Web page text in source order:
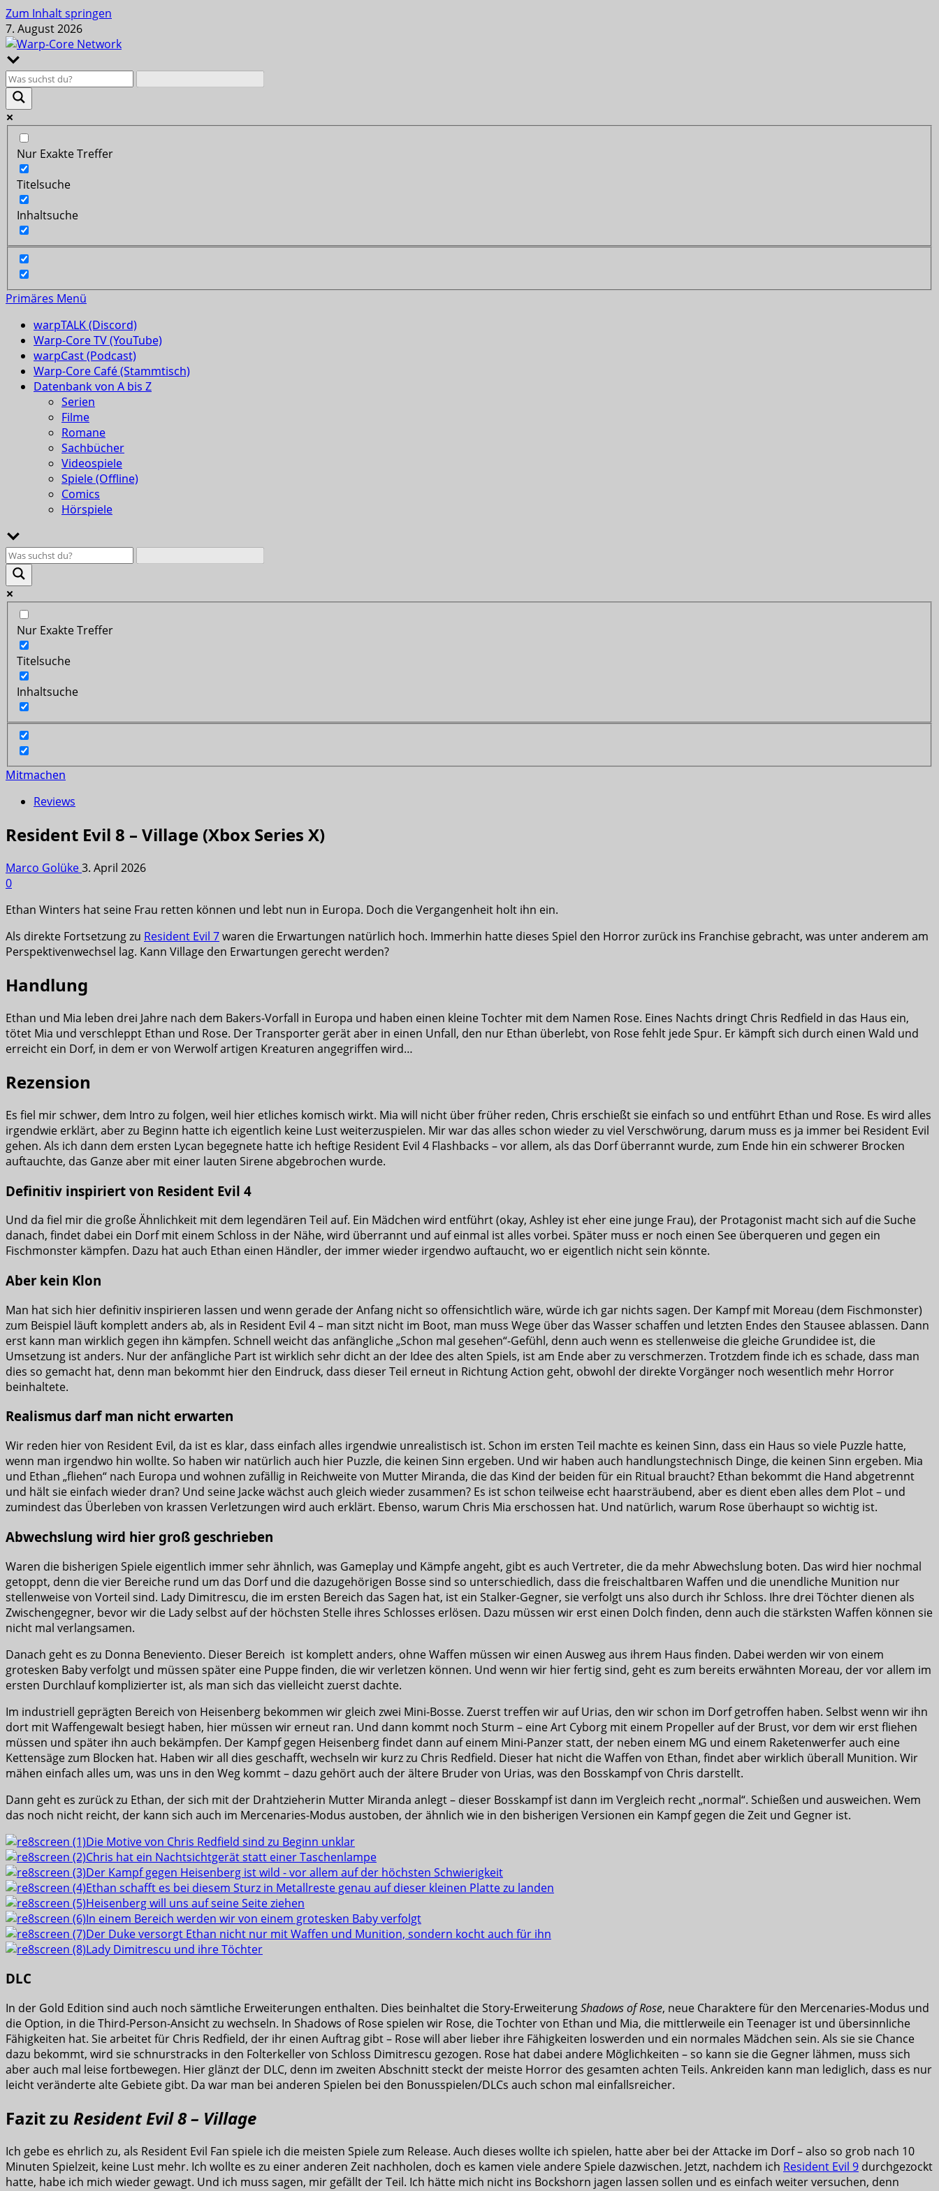
Zum Inhalt springen
7. August 2026
Nur Exakte Treffer
Titelsuche
Inhaltsuche
Primäres Menü
warpTALK (Discord)
Warp-Core TV (YouTube)
warpCast (Podcast)
Warp-Core Café (Stammtisch)
Datenbank von A bis Z
Serien
Filme
Romane
Sachbücher
Videospiele
Spiele (Offline)
Comics
Hörspiele
Nur Exakte Treffer
Titelsuche
Inhaltsuche
Mitmachen
Reviews
Resident Evil 8 – Village (Xbox Series X)
Marco Golüke3. April 2026
0
Ethan Winters hat seine Frau retten können und lebt nun in Europa. Doch die Vergangenheit holt ihn ein.
Als direkte Fortsetzung zu Resident Evil 7waren die Erwartungen natürlich hoch. Immerhin hatte dieses Spiel den Horror zurück ins Franchise gebracht, was unter anderem am
Perspektivenwechsel lag. Kann Village den Erwartungen gerecht werden?
Handlung
Ethan und Mia leben drei Jahre nach dem Bakers-Vorfall in Europa und haben einen kleine Tochter mit dem Namen Rose. Eines Nachts dringt Chris Redfield in das Haus ein,
tötet Mia und verschleppt Ethan und Rose. Der Transporter gerät aber in einen Unfall, den nur Ethan überlebt, von Rose fehlt jede Spur. Er kämpft sich durch einen Wald und
erreicht ein Dorf, in dem er von Werwolf artigen Kreaturen angegriffen wird…
Rezension
Es fiel mir schwer, dem Intro zu folgen, weil hier etliches komisch wirkt. Mia will nicht über früher reden, Chris erschießt sie einfach so und entführt Ethan und Rose. Es wird alles
irgendwie erklärt, aber zu Beginn hatte ich eigentlich keine Lust weiterzuspielen. Mir war das alles schon wieder zu viel Verschwörung, darum muss es ja immer bei Resident Evil
gehen. Als ich dann dem ersten Lycan begegnete hatte ich heftige Resident Evil 4 Flashbacks – vor allem, als das Dorf überrannt wurde, zum Ende hin ein schwerer Brocken
auftauchte, das Ganze aber mit einer lauten Sirene abgebrochen wurde.
Definitiv inspiriert von Resident Evil 4
Und da fiel mir die große Ähnlichkeit mit dem legendären Teil auf. Ein Mädchen wird entführt (okay, Ashley ist eher eine junge Frau), der Protagonist macht sich auf die Suche
danach, findet dabei ein Dorf mit einem Schloss in der Nähe, wird überrannt und auf einmal ist alles vorbei. Später muss er noch einen See überqueren und gegen ein
Fischmonster kämpfen. Dazu hat auch Ethan einen Händler, der immer wieder irgendwo auftaucht, wo er eigentlich nicht sein könnte.
Aber kein Klon
Man hat sich hier definitiv inspirieren lassen und wenn gerade der Anfang nicht so offensichtlich wäre, würde ich gar nichts sagen. Der Kampf mit Moreau (dem Fischmonster)
zum Beispiel läuft komplett anders ab, als in Resident Evil 4 – man sitzt nicht im Boot, man muss Wege über das Wasser schaffen und letzten Endes den Stausee ablassen. Dann
erst kann man wirklich gegen ihn kämpfen. Schnell weicht das anfängliche „Schon mal gesehen“-Gefühl, denn auch wenn es stellenweise die gleiche Grundidee ist, die
Umsetzung ist anders. Nur der anfängliche Part ist wirklich sehr dicht an der Idee des alten Spiels, ist am Ende aber zu verschmerzen. Trotzdem finde ich es schade, dass man
dies so gemacht hat, denn man bekommt hier den Eindruck, dass dieser Teil erneut in Richtung Action geht, obwohl der direkte Vorgänger noch wesentlich mehr Horror
beinhaltete.
Realismus darf man nicht erwarten
Wir reden hier von Resident Evil, da ist es klar, dass einfach alles irgendwie unrealistisch ist. Schon im ersten Teil machte es keinen Sinn, dass ein Haus so viele Puzzle hatte,
wenn man irgendwo hin wollte. So haben wir natürlich auch hier Puzzle, die keinen Sinn ergeben. Und wir haben auch handlungstechnisch Dinge, die keinen Sinn ergeben. Mia
und Ethan „fliehen“ nach Europa und wohnen zufällig in Reichweite von Mutter Miranda, die das Kind der beiden für ein Ritual braucht? Ethan bekommt die Hand abgetrennt
und hält sie einfach wieder dran? Und seine Jacke wächst auch gleich wieder zusammen? Es ist schon teilweise echt haarsträubend, aber es dient eben alles dem Plot – und
zumindest das Überleben von krassen Verletzungen wird auch erklärt. Ebenso, warum Chris Mia erschossen hat. Und natürlich, warum Rose überhaupt so wichtig ist.
Abwechslung wird hier groß geschrieben
Waren die bisherigen Spiele eigentlich immer sehr ähnlich, was Gameplay und Kämpfe angeht, gibt es auch Vertreter, die da mehr Abwechslung boten. Das wird hier nochmal
getoppt, denn die vier Bereiche rund um das Dorf und die dazugehörigen Bosse sind so unterschiedlich, dass die freischaltbaren Waffen und die unendliche Munition nur
stellenweise von Vorteil sind. Lady Dimitrescu, die im ersten Bereich das Sagen hat, ist ein Stalker-Gegner, sie verfolgt uns also durch ihr Schloss. Ihre drei Töchter dienen als
Zwischengegner, bevor wir die Lady selbst auf der höchsten Stelle ihres Schlosses erlösen. Dazu müssen wir erst einen Dolch finden, denn auch die stärksten Waffen können sie
nicht mal verlangsamen.
Danach geht es zu Donna Beneviento. Dieser Bereich ist komplett anders, ohne Waffen müssen wir einen Ausweg aus ihrem Haus finden. Dabei werden wir von einem
grotesken Baby verfolgt und müssen später eine Puppe finden, die wir verletzen können. Und wenn wir hier fertig sind, geht es zum bereits erwähnten Moreau, der vor allem im
ersten Durchlauf komplizierter ist, als man sich das vielleicht zuerst dachte.
Im industriell geprägten Bereich von Heisenberg bekommen wir gleich zwei Mini-Bosse. Zuerst treffen wir auf Urias, den wir schon im Dorf getroffen haben. Selbst wenn wir ihn
dort mit Waffengewalt besiegt haben, hier müssen wir erneut ran. Und dann kommt noch Sturm – eine Art Cyborg mit einem Propeller auf der Brust, vor dem wir erst fliehen
müssen und später ihn auch bekämpfen. Der Kampf gegen Heisenberg findet dann auf einem Mini-Panzer statt, der neben einem MG und einem Raketenwerfer auch eine
Kettensäge zum Blocken hat. Haben wir all dies geschafft, wechseln wir kurz zu Chris Redfield. Dieser hat nicht die Waffen von Ethan, findet aber wirklich überall Munition. Wir
mähen einfach alles um, was uns in den Weg kommt – dazu gehört auch der ältere Bruder von Urias, was den Bosskampf von Chris darstellt.
Dann geht es zurück zu Ethan, der sich mit der Drahtzieherin Mutter Miranda anlegt – dieser Bosskampf ist dann im Vergleich recht „normal“. Schießen und ausweichen. Wem
das noch nicht reicht, der kann sich auch im Mercenaries-Modus austoben, der ähnlich wie in den bisherigen Versionen ein Kampf gegen die Zeit und Gegner ist.
Die Motive von Chris Redfield sind zu Beginn unklar
Chris hat ein Nachtsichtgerät statt einer Taschenlampe
Der Kampf gegen Heisenberg ist wild - vor allem auf der höchsten Schwierigkeit
Ethan schafft es bei diesem Sturz in Metallreste genau auf dieser kleinen Platte zu landen
Heisenberg will uns auf seine Seite ziehen
In einem Bereich werden wir von einem grotesken Baby verfolgt
Der Duke versorgt Ethan nicht nur mit Waffen und Munition, sondern kocht auch für ihn
Lady Dimitrescu und ihre Töchter
DLC
In der Gold Edition sind auch noch sämtliche Erweiterungen enthalten. Dies beinhaltet die Story-ErweiterungShadows of Rose, neue Charaktere für den Mercenaries-Modus und
die Option, in die Third-Person-Ansicht zu wechseln. In Shadows of Rose spielen wir Rose, die Tochter von Ethan und Mia, die mittlerweile ein Teenager ist und übersinnliche
Fähigkeiten hat. Sie arbeitet für Chris Redfield, der ihr einen Auftrag gibt – Rose will aber lieber ihre Fähigkeiten loswerden und ein normales Mädchen sein. Als sie sie Chance
dazu bekommt, wird sie schnurstracks in den Folterkeller von Schloss Dimitrescu gezogen. Rose hat dabei andere Möglichkeiten – so kann sie die Gegner lähmen, muss sich
aber auch mal leise fortbewegen. Hier glänzt der DLC, denn im zweiten Abschnitt steckt der meiste Horror des gesamten achten Teils. Ankreiden kann man lediglich, dass es nur
leicht veränderte alte Gebiete gibt. Da war man bei anderen Spielen bei den Bonusspielen/DLCs auch schon mal einfallsreicher.
Fazit zu Resident Evil 8 – Village
Ich gebe es ehrlich zu, als Resident Evil Fan spiele ich die meisten Spiele zum Release. Auch dieses wollte ich spielen, hatte aber bei der Attacke im Dorf – also so grob nach 10
Minuten Spielzeit, keine Lust mehr. Ich wollte es zu einer anderen Zeit nachholen, doch es kamen viele andere Spiele dazwischen. Jetzt, nachdem ich Resident Evil 9 durchgezockt
hatte, habe ich mich wieder gewagt. Und ich muss sagen, mir gefällt der Teil. Ich hätte mich nicht ins Bockshorn jagen lassen sollen und es einfach weiter versuchen, denn